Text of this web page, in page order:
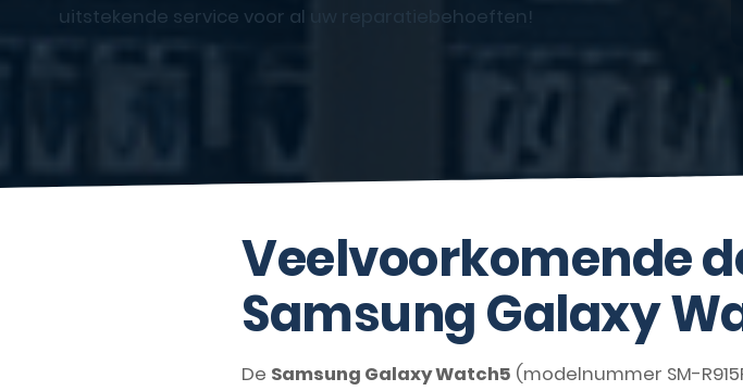
uitstekende service voor al uw reparatiebehoeften!
Veelvoorkomende
Samsung Galaxy
De Samsung Galaxy Watch5 (modelnummer SM-